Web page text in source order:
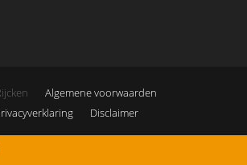
Algemene voorwaarden
Disclaimer